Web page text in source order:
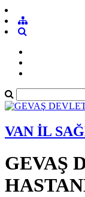
VAN İL
GEVAŞ